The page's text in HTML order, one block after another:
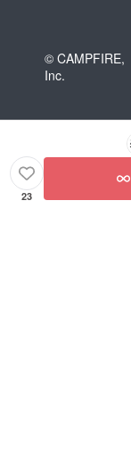
© CAMPFIRE,
Inc.
23